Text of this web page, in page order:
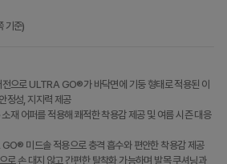
기준)
으로 ULTRA GO®가 바닥면에 기둥 형태로 적용된 이
정성, 지지력 제공
재 어퍼를 적용해 쾌적한 착용감 제공 및 여름 시즌 대응
미드솔 적용으로 충격 흡수와 편안한 착용감 제공
손 대지 않고 간편한 탈착화 가능하며 발목 쿠셔닝과